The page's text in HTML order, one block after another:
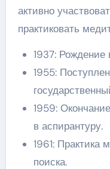
активно
практиковать
1937: Рождение
1955:
1959:
в аспирантуру.
1961: Практика
поиска.